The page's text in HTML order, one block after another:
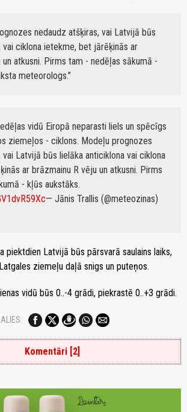
nedaudz atšķiras, vai Latvijā būs
vai ciklona ietekme, bet jārēķinās ar
atkusni. Pirms tam - nedēļas sākumā -
meteorologs.
vidū Eiropā neparasti liels un spēcīgs
ziemeļos - ciklons. Modeļu prognozes
vai Latvijā būs lielāka anticiklona vai ciklona
ar brāzmainu R vēju un atkusni. Pirms
- kļūs aukstāks.
— Jānis Trallis (@meteozinas)
piektdien Latvijā būs pārsvarā saulains laiks,
ziemeļu daļā snigs un puteņos.
vidū būs 0..-4 grādi, piekrastē 0..+3 grādi.
Komentāri [2]